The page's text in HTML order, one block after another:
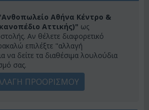
Αθήνα Κέντρο &
Αττικής)" ως
Αν θέλετε διαφορετικό
επιλέξτε "αλλαγή
να δείτε τα διαθέσιμα λουλούδια
σας.
ΠΡΟΟΡΙΣΜΟΥ